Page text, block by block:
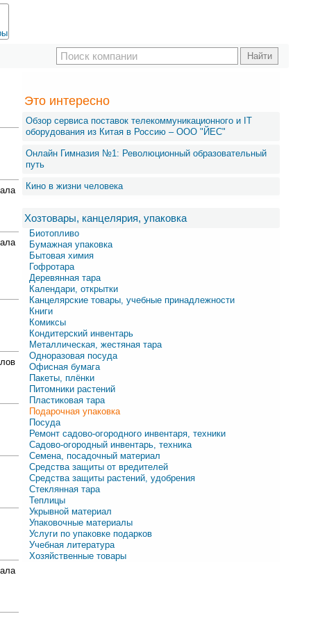
Это интересно
Обзор сервиса поставок телекоммуникационного и IT
оборудования из Китая в Россию – OOO "ЙЕС"
Онлайн Гимназия №1: Революционный образовательный
путь
Кино в жизни человека
Хозтовары, канцелярия, упаковка
Биотопливо
Бумажная упаковка
Бытовая химия
Гофротара
Деревянная тара
Календари, открытки
Канцелярские товары, учебные принадлежности
Книги
Комиксы
Кондитерский инвентарь
Металлическая, жестяная тара
Одноразовая посуда
Офисная бумага
Пакеты, плёнки
Питомники растений
Пластиковая тара
Подарочная упаковка
Посуда
Ремонт садово-огородного инвентаря, техники
Садово-огородный инвентарь, техника
Семена, посадочный материал
Средства защиты от вредителей
Средства защиты растений, удобрения
Стеклянная тара
Теплицы
Укрывной материал
Упаковочные материалы
Услуги по упаковке подарков
Учебная литература
Хозяйственные товары